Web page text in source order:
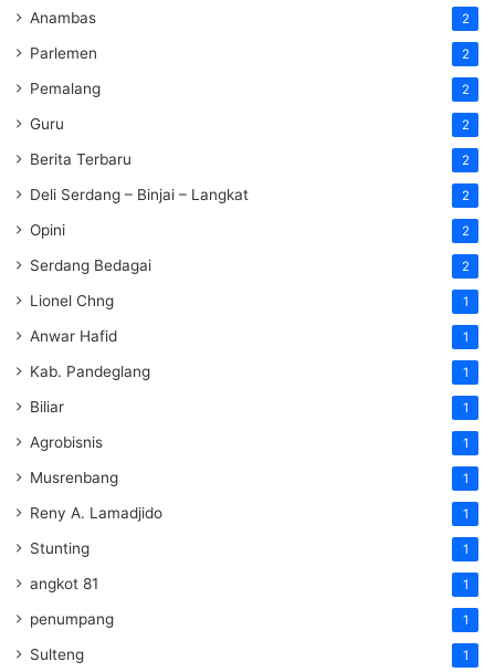
Anambas 2
Parlemen 2
Pemalang 2
Guru 2
Berita Terbaru 2
Deli Serdang – Binjai – Langkat 2
Opini 2
Serdang Bedagai 2
Lionel Chng 1
Anwar Hafid 1
Kab. Pandeglang 1
Biliar 1
Agrobisnis 1
Musrenbang 1
Reny A. Lamadjido 1
Stunting 1
angkot 81 1
penumpang 1
Sulteng 1